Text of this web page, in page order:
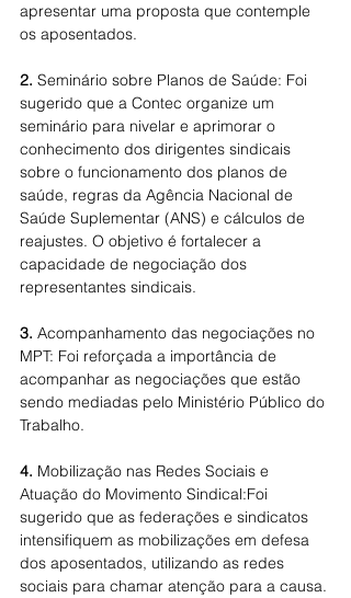
apresentar uma proposta que contemple
os aposentados.
2. Seminário sobre Planos de Saúde: Foi
sugerido que a Contec organize um
seminário para nivelar e aprimorar o
conhecimento dos dirigentes sindicais
sobre o funcionamento dos planos de
saúde, regras da Agência Nacional de
Saúde Suplementar (ANS) e cálculos de
reajustes. O objetivo é fortalecer a
capacidade de negociação dos
representantes sindicais.
3. Acompanhamento das negociações no
MPT: Foi reforçada a importância de
acompanhar as negociações que estão
sendo mediadas pelo Ministério Público do
Trabalho.
4. Mobilização nas Redes Sociais e
Atuação do Movimento Sindical:Foi
sugerido que as federações e sindicatos
intensifiquem as mobilizações em defesa
dos aposentados, utilizando as redes
sociais para chamar atenção para a causa.